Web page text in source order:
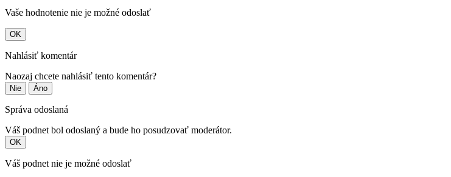
Vaše hodnotenie nie je možné odoslať
OK
Nahlásiť komentár
Naozaj chcete nahlásiť tento komentár?
Nie Áno
Správa odoslaná
Váš podnet bol odoslaný a bude ho posudzovať moderátor.
OK
Váš podnet nie je možné odoslať